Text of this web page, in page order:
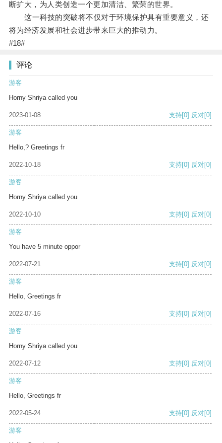
断扩大，为人类创造一个更加清洁、繁荣的世界。
这一科技的突破将不仅对于环境保护具有重要意义，还
将为经济发展和社会进步带来巨大的推动力。
#18#
评论
游客
Horny Shriya called you
2023-01-08 支持[0] 反对[0]
游客
Hello,? Greetings fr
2022-10-18 支持[0] 反对[0]
游客
Horny Shriya called you
2022-10-10 支持[0] 反对[0]
游客
You have 5 minute oppor
2022-07-21 支持[0] 反对[0]
游客
Hello, Greetings fr
2022-07-16 支持[0] 反对[0]
游客
Horny Shriya called you
2022-07-12 支持[0] 反对[0]
游客
Hello, Greetings fr
2022-05-24 支持[0] 反对[0]
游客